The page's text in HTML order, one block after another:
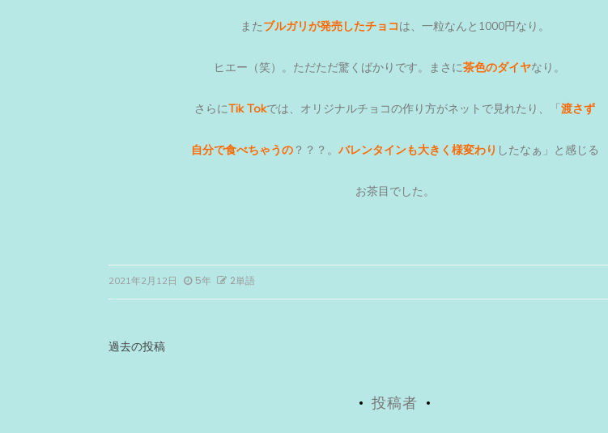
またブルガリが発売したチョコは、一粒なんと1000円なり。
ヒエー（笑）。ただただ驚くばかりです。まさに茶色のダイヤなり。
さらにTik Tokでは、オリジナルチョコの作り方がネットで見れたり、「渡さず
自分で食べちゃうの？？？。 バレンタインも大きく様変わり したなぁ」と感じる
お茶目でした。
2021年2月12日 5年 2単語
投
過去の投稿
投稿者